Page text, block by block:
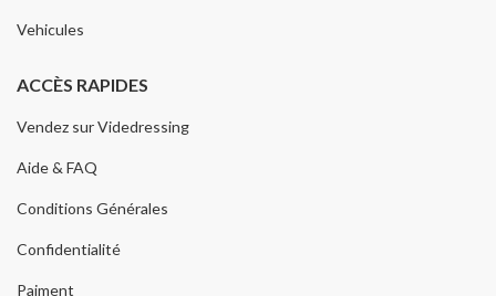
Vehicules
ACCÈS RAPIDES
Vendez sur Videdressing
Aide & FAQ
Conditions Générales
Confidentialité
Paiment